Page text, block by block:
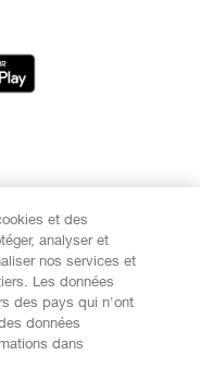
et des
analyser et
nos services et
Les données
des pays qui n'ont
données
dans